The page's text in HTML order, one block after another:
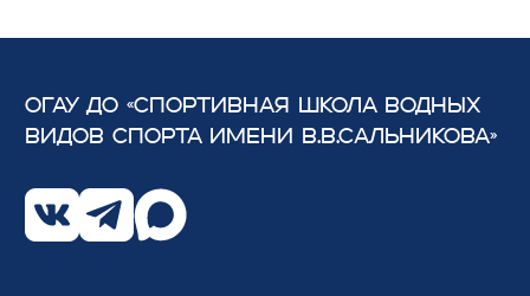
ОГАУ ДО «СПОРТИВНАЯ ШКОЛА ВОДНЫХ
ВИДОВ СПОРТА ИМЕНИ В.В.САЛЬНИКОВА»